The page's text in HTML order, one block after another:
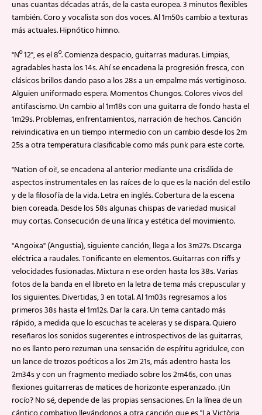
unas cuantas décadas atrás, de la casta europea. 3 minutos flexibles
también. Coro y vocalista son dos voces. Al 1m50s cambio a texturas
más actuales. Hipnótico himno.
"Nº 12", es el 8º. Comienza despacio, guitarras maduras. Limpias,
agradables hasta los 14s. Ahí se encadena la progresión fresca, con
clásicos brillos dando paso a los 28s a un empalme más vertiginoso.
Alguien uniformado espera. Momentos Chungos. Colores vivos del
antifascismo. Un cambio al 1m18s con una guitarra de fondo hasta el
1m29s. Problemas, enfrentamientos, narración de hechos. Canción
reivindicativa en un tiempo intermedio con un cambio desde los 2m
25s a otra temperatura clasificable como más punk para este corte.
"Nation of oi!, se encadena al anterior mediante una crisálida de
aspectos instrumentales en las raíces de lo que es la nación del estilo
y de la filosofía de la vida. Letra en inglés. Cobertura de la escena
bien coreada. Desde los 58s algunas chispas de variedad musical
muy cortas. Consecución de una lírica y estética del movimiento.
"Angoixa" (Angustia), siguiente canción, llega a los 3m27s. Dscarga
eléctrica a raudales. Tonificante en elementos. Guitarras con riffs y
velocidades fusionadas. Mixtura n ese orden hasta los 38s. Varias
fotos de la banda en el libreto en la letra de tema más crepuscular y
los siguientes. Divertidas, 3 en total. Al 1m03s regresamos a los
primeros 38s hasta el 1m12s. Dar la cara. Un tema cantado más
rápido, a medida que lo escuchas te aceleras y se dispara. Quiero
reseñaros los sonidos sugerentes e introspectivos de las guitarras,
no es llanto pero rezuman una sensación de espíritu agridulce, con
un lance de trozos poéticos a los 2m 21s, más adentro hasta los
2m34s y con un fragmento mediado sobre los 2m46s, con unas
flexiones guitarreras de matices de horizonte esperanzado. ¡Un
rocío? No sé, depende de las propias sensaciones. En la línea de un